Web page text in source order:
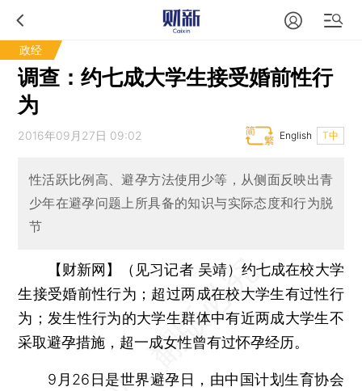
政经
调查：约七成大学生接受婚前性行
为
2016年09月27日 09:02 T中
English
性活跃比例高、避孕方法使用少等，从侧面反映出青
少年在避孕问题上所具备的知识与实际态度和行为脱
节
【财新网】（见习记者 吴靖）约七成在校大学
生接受婚前性行为；超过两成在校大学生有过性行
为；发生性行为的大学生群体中有近两成大学生不
采取避孕措施，超一成女性曾有过怀孕经历。
9月26日是世界避孕日，由中国计划生育协会